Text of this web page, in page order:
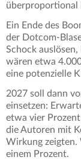
überproportional
Ein Ende des
der Dotcom-
Schock
wären etwa
eine potenzielle
2027 soll dann
einsetzen:
etwa vier
die Autoren mit
Wirkung zeigten.
einem Prozent.